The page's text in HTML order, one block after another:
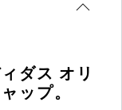
ダス オリ
ップ。